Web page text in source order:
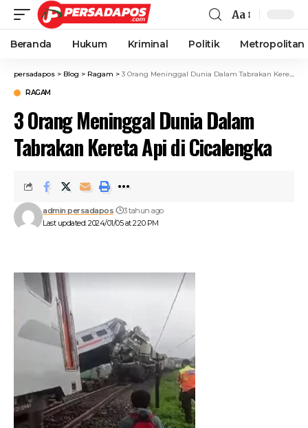
Aa
Beranda Hukum Kriminal Politik Metropolitan
persadapos > Blog > Ragam > 3 Orang Meninggal Dunia Dalam Tabrakan Kereta Api di Cicalengka
RAGAM
3 Orang Meninggal Dunia Dalam
Tabrakan Kereta Api di Cicalengka
Last updated: 2024/01/05 at 2:20 PM
admin persadapos 3 tahun ago